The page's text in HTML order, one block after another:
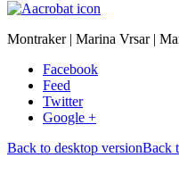
Montraker | Marina Vrsar |
Facebook
Feed
Twitter
Google +
Back to desktop versionBack